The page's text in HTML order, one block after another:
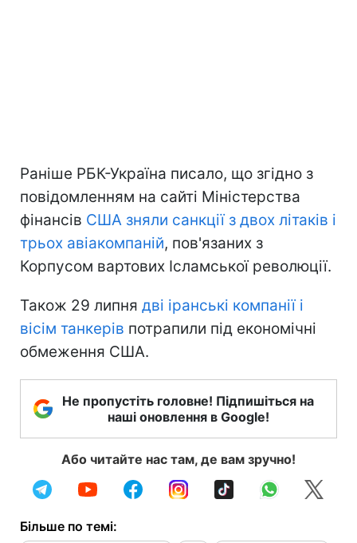
Раніше РБК-Україна писало, що згідно з
повідомленням на сайті Міністерства
фінансів США зняли санкції з двох літаків і
трьох авіакомпаній, пов'язаних з
Корпусом вартових Ісламської революції.
Також 29 липня дві іранські компанії і
вісім танкерів потрапили під економічні
обмеження США.
Не пропустіть головне! Підпишіться на
наші оновлення в Google!
Або читайте нас там, де вам зручно!
Більше по темі: